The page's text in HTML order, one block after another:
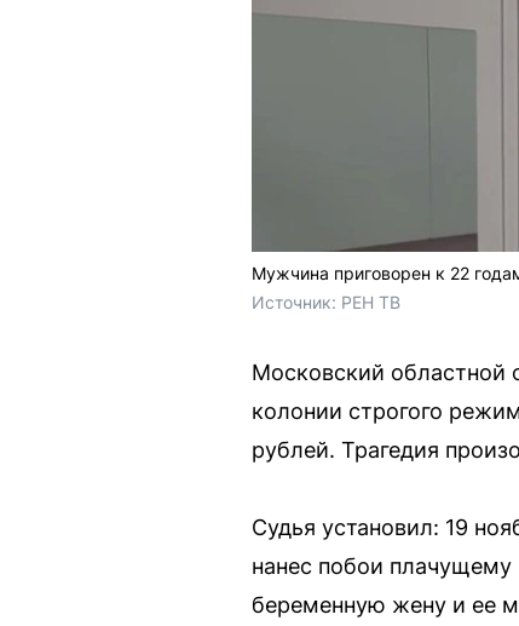
Мужчина приговорен к 22
Источник: РЕН ТВ
Московский областной
колонии строгого
рублей. Трагедия
Судья установил: 19
нанес побои плачущему
беременную жену и ее